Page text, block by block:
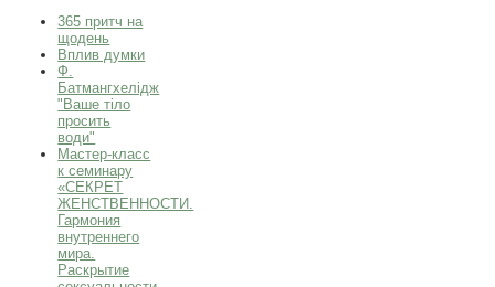
365 притч на
щодень
Вплив думки
Ф.
Батмангхелідж
"Ваше тіло
просить
води"
Мастер-класс
к семинару
«СЕКРЕТ
ЖЕНСТВЕННОСТИ.
Гармония
внутреннего
мира.
Раскрытие